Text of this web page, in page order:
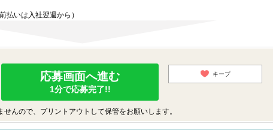
払いは入社翌週から）
応募画面へ進む
1分で応募完了!!
キープ
んので、プリントアウトして保管をお願いします。